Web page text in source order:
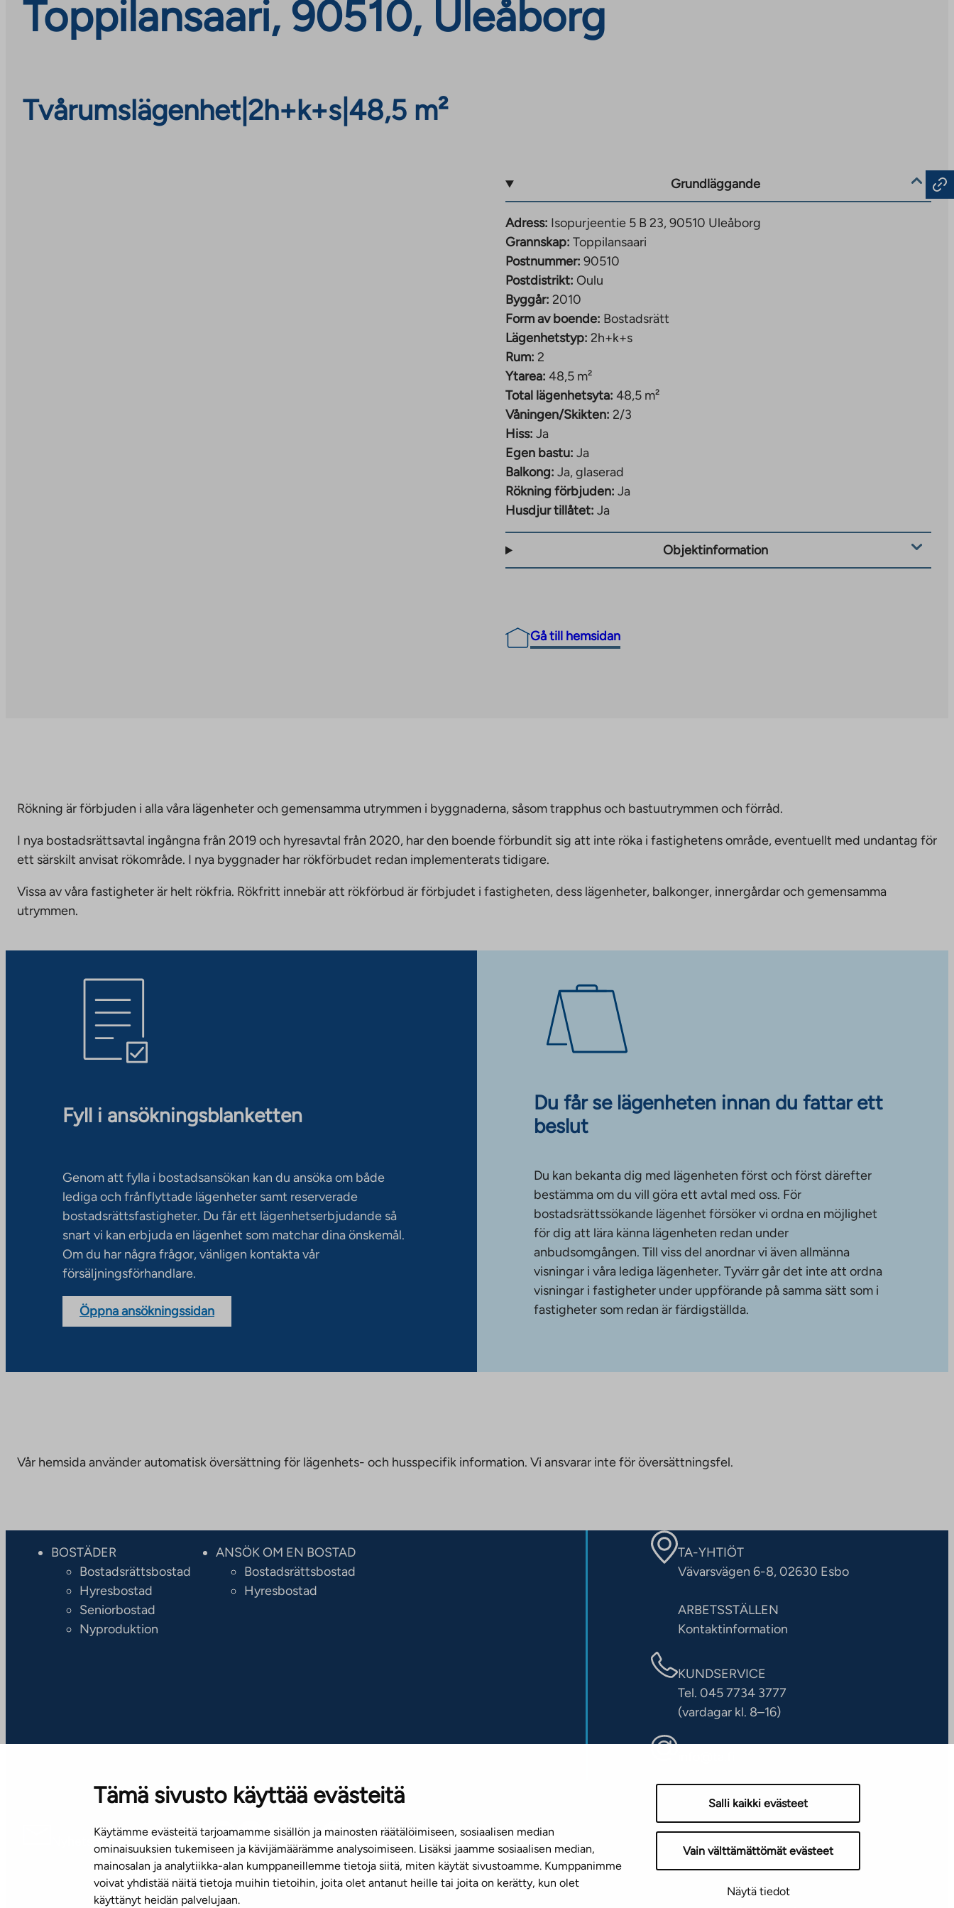
Tämä sivusto käyttää evästeitä
Käytämme evästeitä tarjoamamme sisällön ja mainosten räätälöimiseen, sosiaalisen median
ominaisuuksien tukemiseen ja kävijämäärämme analysoimiseen. Lisäksi jaamme sosiaalisen median,
mainosalan ja analytiikka-alan kumppaneillemme tietoja siitä, miten käytät sivustoamme. Kumppanimme
voivat yhdistää näitä tietoja muihin tietoihin, joita olet antanut heille tai joita on kerätty, kun olet
käyttänyt heidän palvelujaan.
Salli kaikki evästeet
Vain välttämättömät evästeet
Näytä tiedot
Toppilansaari, 90510, Uleåborg
Tvårumslägenhet| 2h+k+s 48,5 m²
Grundläggande
Adress: Isopurjeentie 5 B 23, 90510 Uleåborg
Grannskap: Toppilansaari
Postnummer: 90510
Postdistrikt: Oulu
Byggår: 2010
Form av boende: Bostadsrätt
Lägenhetstyp: 2h+k+s
Rum: 2
Ytarea: 48,5 m²
Total lägenhetsyta: 48,5 m²
Våningen/Skikten: 2/3
Hiss: Ja
Egen bastu: Ja
Balkong: Ja, glaserad
Rökning förbjuden: Ja
Husdjur tillåtet: Ja
Objektinformation
Gå till hemsidan
Rökning är förbjuden i alla våra lägenheter och gemensamma utrymmen i byggnaderna, såsom trapphus och bastuutrymmen och förråd.
I nya bostadsrättsavtal ingångna från 2019 och hyresavtal från 2020, har den boende förbundit sig att inte röka i fastighetens område, eventuellt med undantag för
ett särskilt anvisat rökområde. I nya byggnader har rökförbudet redan implementerats tidigare.
Vissa av våra fastigheter är helt rökfria. Rökfritt innebär att rökförbud är förbjudet i fastigheten, dess lägenheter, balkonger, innergårdar och gemensamma
utrymmen.
Fyll i ansökningsblanketten
Genom att fylla i bostadsansökan kan du ansöka om både
lediga och frånflyttade lägenheter samt reserverade
bostadsrättsfastigheter. Du får ett lägenhetserbjudande så
snart vi kan erbjuda en lägenhet som matchar dina önskemål.
Om du har några frågor, vänligen kontakta vår
försäljningsförhandlare.
Öppna ansökningssidan
Du får se lägenheten innan du fattar ett
beslut
Du kan bekanta dig med lägenheten först och först därefter
bestämma om du vill göra ett avtal med oss. För
bostadsrättssökande lägenhet försöker vi ordna en möjlighet
för dig att lära känna lägenheten redan under
anbudsomgången. Till viss del anordnar vi även allmänna
visningar i våra lediga lägenheter. Tyvärr går det inte att ordna
visningar i fastigheter under uppförande på samma sätt som i
fastigheter som redan är färdigställda.
Vår hemsida använder automatisk översättning för lägenhets- och husspecifik information. Vi ansvarar inte för översättningsfel.
BOSTÄDER
Bostadsrättsbostad
Hyresbostad
Seniorbostad
Nyproduktion
ANSÖK OM EN BOSTAD
Bostadsrättsbostad
Hyresbostad
TA-YHTIÖT
Vävarsvägen 6-8, 02630 Esbo
ARBETSSTÄLLEN
Kontaktinformation
KUNDSERVICE
Tel. 045 7734 3777
(vardagar kl. 8–16)
Nyhetsbrev (på finska)